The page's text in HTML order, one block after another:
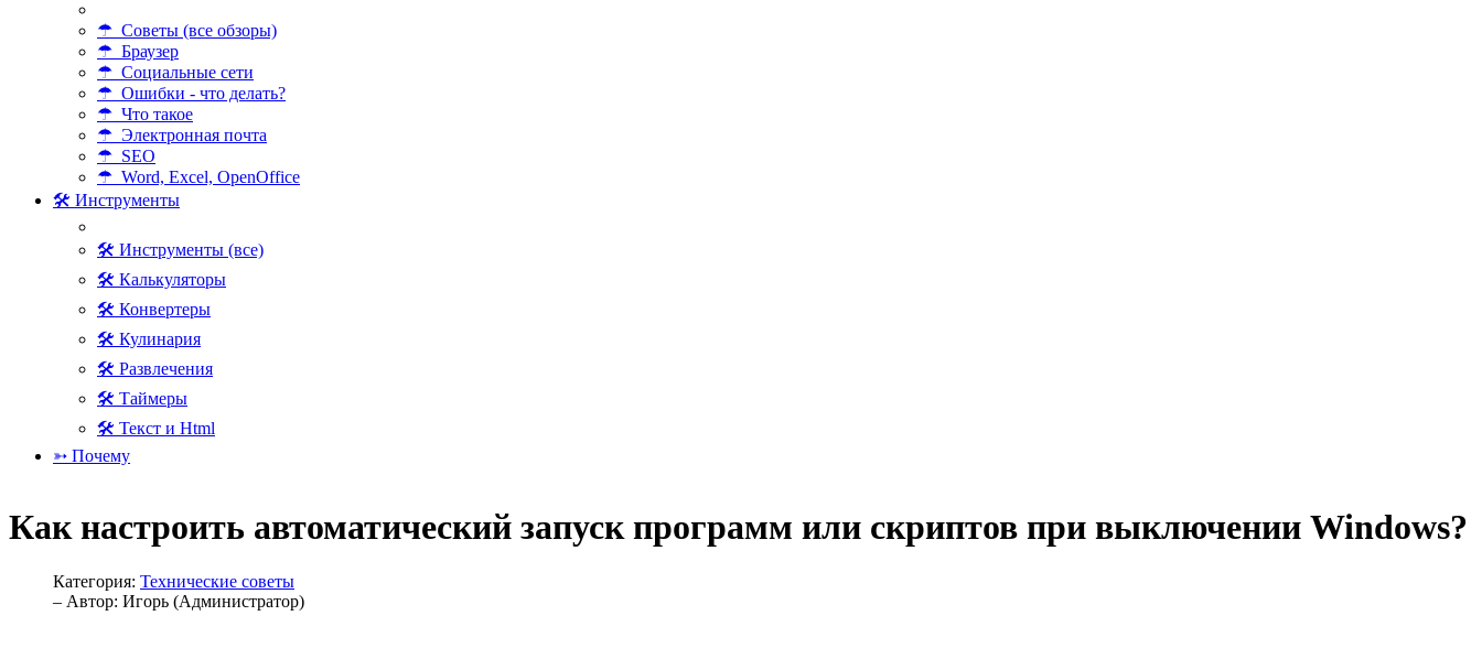
☂ Советы (все обзоры)
☂ Браузер
☂ Социальные сети
☂ Ошибки - что делать?
☂ Что такое
☂ Электронная почта
☂ SEO
☂ Word, Excel, OpenOffice
🛠 Инструменты
🛠 Инструменты (все)
🛠 Калькуляторы
🛠 Конвертеры
🛠 Кулинария
🛠 Развлечения
🛠 Таймеры
🛠 Текст и Html
➳ Почему
Как настроить автоматический запуск программ или скриптов при выключении Windows?
Категория: Технические советы
– Автор: Игорь (Администратор)